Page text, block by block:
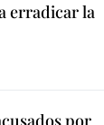
erradicar la
por